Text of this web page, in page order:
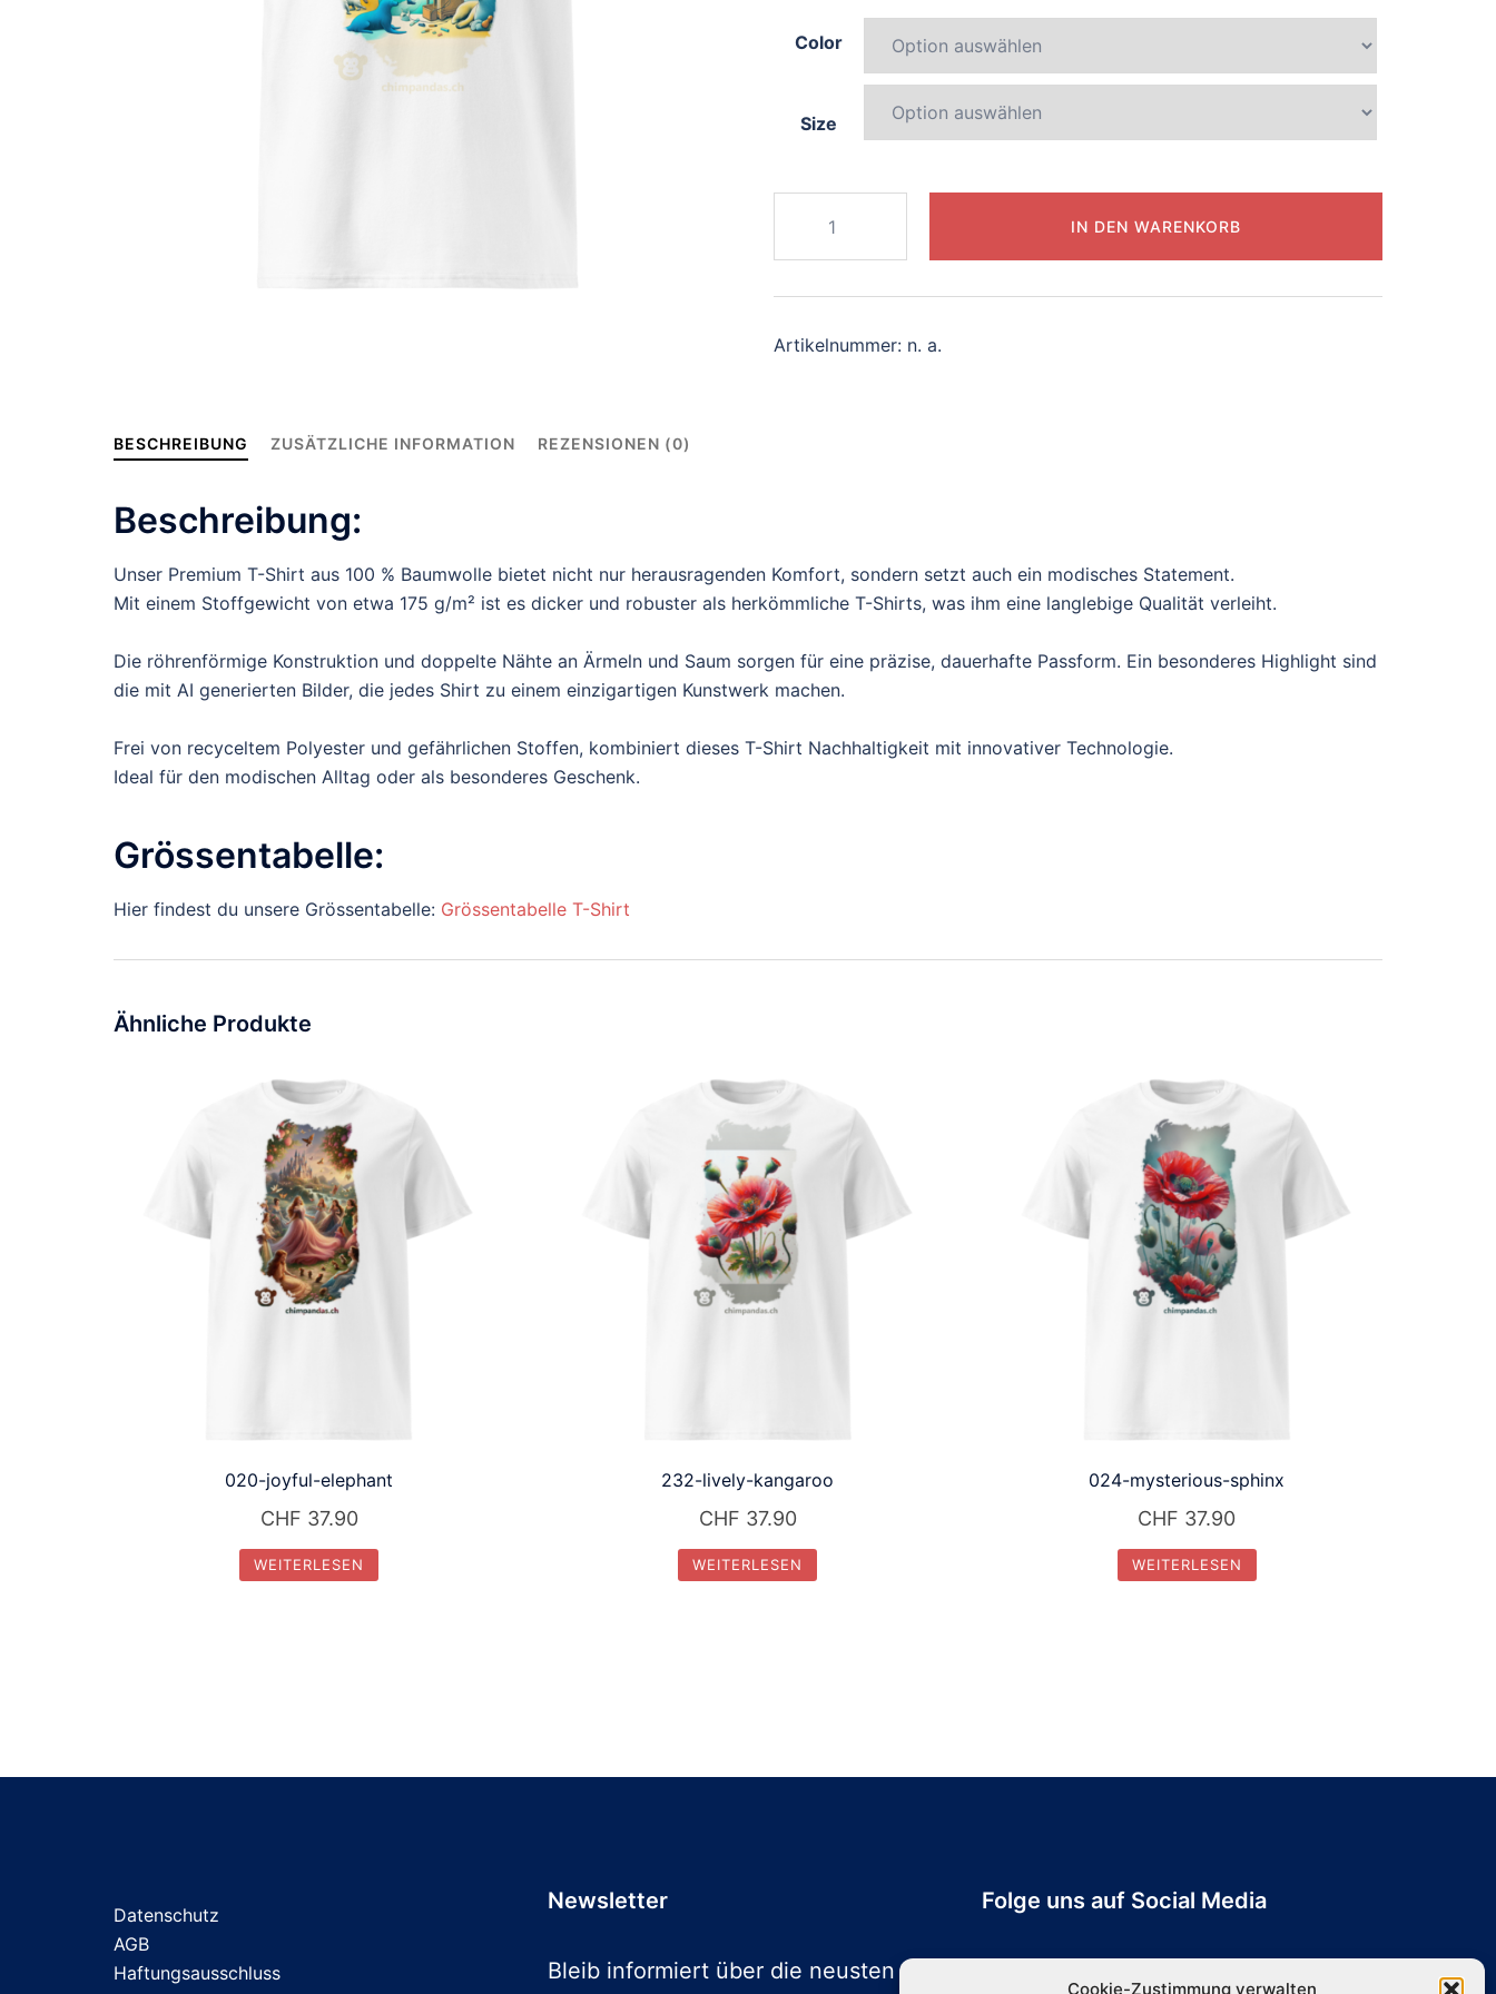
Cookie-Zustimmung verwalten
Color
Size
radiant-
dragon
Menge
IN DEN WARENKORB
Artikelnummer: n. a.
BESCHREIBUNG ZUSÄTZLICHE INFORMATION REZENSIONEN (0)
Beschreibung:
Unser Premium T-Shirt aus 100 % Baumwolle bietet nicht nur herausragenden Komfort, sondern setzt auch ein modisches Statement.
Mit einem Stoffgewicht von etwa 175 g/m² ist es dicker und robuster als herkömmliche T-Shirts, was ihm eine langlebige Qualität verleiht.
Die röhrenförmige Konstruktion und doppelte Nähte an Ärmeln und Saum sorgen für eine präzise, dauerhafte Passform. Ein besonderes Highlight sind
die mit AI generierten Bilder, die jedes Shirt zu einem einzigartigen Kunstwerk machen.
Frei von recyceltem Polyester und gefährlichen Stoffen, kombiniert dieses T-Shirt Nachhaltigkeit mit innovativer Technologie.
Ideal für den modischen Alltag oder als besonderes Geschenk.
Grössentabelle:
Hier findest du unsere Grössentabelle: Grössentabelle T-Shirt
Ähnliche Produkte
020-joyful-elephant
CHF 37.90
WEITERLESEN
232-lively-kangaroo
CHF 37.90
WEITERLESEN
024-mysterious-sphinx
CHF 37.90
WEITERLESEN
Datenschutz
AGB
Haftungsausschluss
Newsletter
Bleib informiert über die neusten
Folge uns auf Social Media